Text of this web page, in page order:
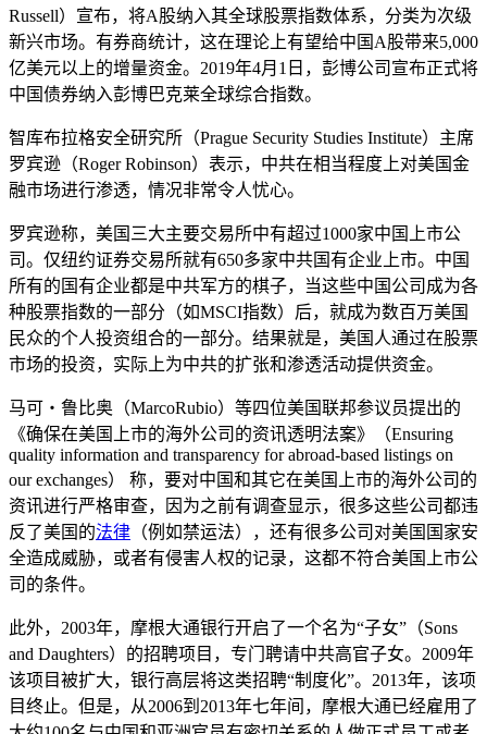
Russell）宣布，将A股纳入其全球股票指数体系，分类为次级
新兴市场。有券商统计，这在理论上有望给中国A股带来5,000
亿美元以上的增量资金。2019年4月1日，彭博公司宣布正式将
中国债券纳入彭博巴克莱全球综合指数。
智库布拉格安全研究所（Prague Security Studies Institute）主席
罗宾逊（Roger Robinson）表示，中共在相当程度上对美国金
融市场进行渗透，情况非常令人忧心。
罗宾逊称，美国三大主要交易所中有超过1000家中国上市公
司。仅纽约证券交易所就有650多家中共国有企业上市。中国
所有的国有企业都是中共军方的棋子，当这些中国公司成为各
种股票指数的一部分（如MSCI指数）后，就成为数百万美国
民众的个人投资组合的一部分。结果就是，美国人通过在股票
市场的投资，实际上为中共的扩张和渗透活动提供资金。
马可‧鲁比奥（MarcoRubio）等四位美国联邦参议员提出的
《确保在美国上市的海外公司的资讯透明法案》（Ensuring
quality information and transparency for abroad-based listings on
our exchanges） 称，要对中国和其它在美国上市的海外公司的
资讯进行严格审查，因为之前有调查显示，很多这些公司都违
反了美国的法律 （例如禁运法），还有很多公司对美国国家安
全造成威胁，或者有侵害人权的记录，这都不符合美国上市公
司的条件。
此外，2003年，摩根大通银行开启了一个名为“子女”（Sons
and Daughters）的招聘项目，专门聘请中共高官子女。2009年
该项目被扩大，银行高层将这类招聘“制度化”。2013年，该项
目终止。但是，从2006到2013年七年间，摩根大通已经雇用了